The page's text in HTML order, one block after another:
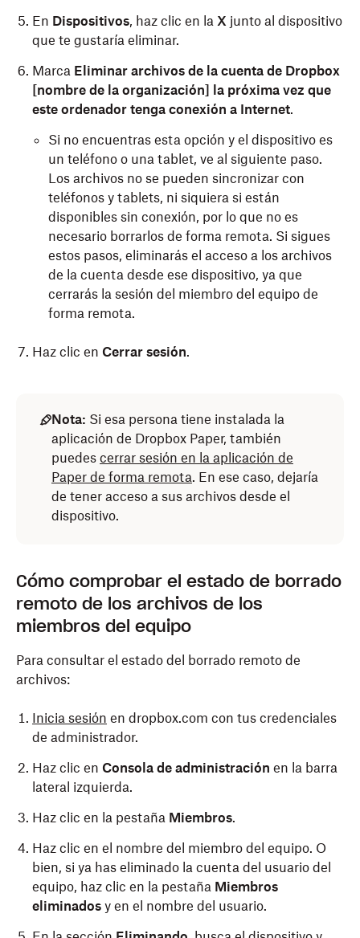
En Dispositivos, haz clic en la X junto al dispositivo
que te gustaría eliminar.
Marca Eliminar archivos de la cuenta de Dropbox
[nombre de la organización] la próxima vez que
este ordenador tenga conexión a Internet.
Si no encuentras esta opción y el dispositivo es
un teléfono o una tablet, ve al siguiente paso.
Los archivos no se pueden sincronizar con
teléfonos y tablets, ni siquiera si están
disponibles sin conexión, por lo que no es
necesario borrarlos de forma remota. Si sigues
estos pasos, eliminarás el acceso a los archivos
de la cuenta desde ese dispositivo, ya que
cerrarás la sesión del miembro del equipo de
forma remota.
Haz clic en Cerrar sesión.
Nota: Si esa persona tiene instalada la
aplicación de Dropbox Paper, también
puedes cerrar sesión en la aplicación de
Paper de forma remota. En ese caso, dejaría
de tener acceso a sus archivos desde el
dispositivo.
Cómo comprobar el estado de borrado
remoto de los archivos de los
miembros del equipo
Para consultar el estado del borrado remoto de
archivos:
Inicia sesión en dropbox.com con tus credenciales
de administrador.
Haz clic en Consola de administración en la barra
lateral izquierda.
Haz clic en la pestaña Miembros.
Haz clic en el nombre del miembro del equipo. O
bien, si ya has eliminado la cuenta del usuario del
equipo, haz clic en la pestaña Miembros
eliminados y en el nombre del usuario.